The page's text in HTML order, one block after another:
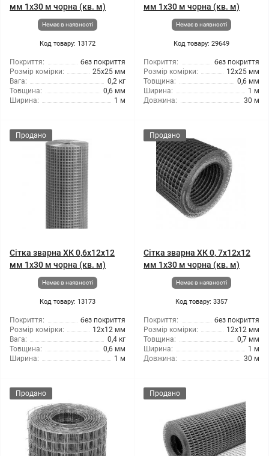
мм 1x30 м чорна (кв. м)
Немає в наявності
Код товару: 13172
Покриття:
без покриття
Розмір комірки:
25x25 мм
Вага:
0,2 кг
Товщина:
0,6 мм
Ширина:
1 м
мм 1x30 м чорна (кв. м)
Немає в наявності
Код товару: 29649
Покриття:
без покриття
Розмір комірки:
12x25 мм
Товщина:
0,6 мм
Ширина:
1 м
Довжина:
30 м
Продано
Сітка зварна ХК 0,6x12x12
мм 1x30 м чорна (кв. м)
Немає в наявності
Код товару: 13173
Покриття:
без покриття
Розмір комірки:
12x12 мм
Вага:
0,4 кг
Товщина:
0,6 мм
Ширина:
1 м
Продано
Сітка зварна ХК 0, 7x12x12
мм 1x30 м чорна (кв. м)
Немає в наявності
Код товару: 3357
Покриття:
без покриття
Розмір комірки:
12x12 мм
Товщина:
0,7 мм
Ширина:
1 м
Довжина:
30 м
Продано Продано